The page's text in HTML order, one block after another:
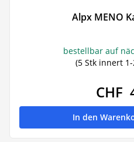
Alpx MENO
bestellbar auf
(5 Stk innert
CHF
In den